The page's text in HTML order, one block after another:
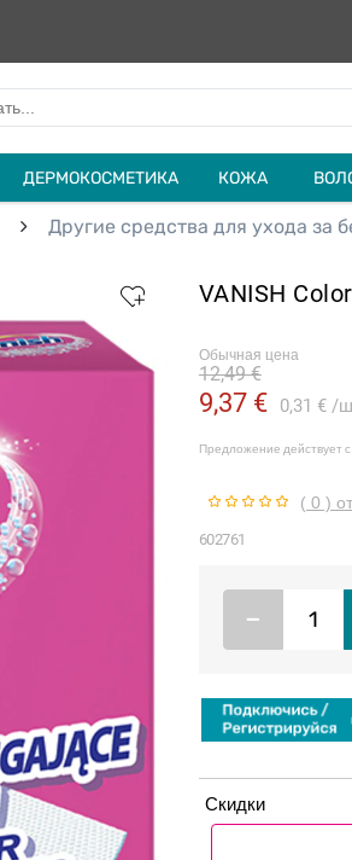
ДЕРМОКОСМЕТИКА КОЖА
Другие cредства для ухода за
VANISH
Обычная цена
9,37 € 0,31 €
12,49 €
Предложение действует с
( 0 )
602761
–
Скидки